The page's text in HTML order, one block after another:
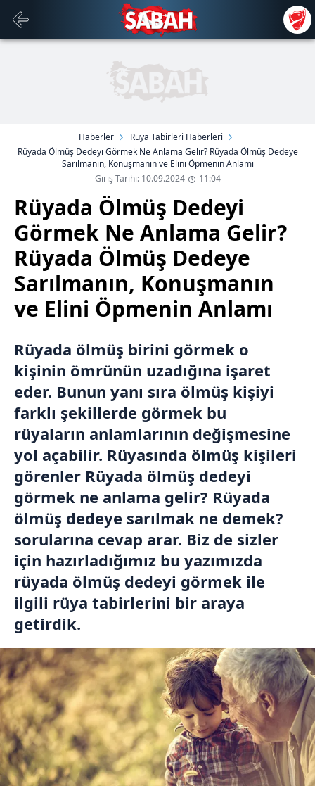
Haberler
Rüya Tabirleri Haberleri
Rüyada Ölmüş Dedeyi Görmek Ne Anlama Gelir? Rüyada Ölmüş Dedeye
Sarılmanın, Konuşmanın ve Elini Öpmenin Anlamı
Giriş Tarihi: 10.09.2024
11:04
Rüyada Ölmüş Dedeyi
Görmek Ne Anlama Gelir?
Rüyada Ölmüş Dedeye
Sarılmanın, Konuşmanın
ve Elini Öpmenin Anlamı
Rüyada ölmüş birini görmek o
kişinin ömrünün uzadığına işaret
eder. Bunun yanı sıra ölmüş kişiyi
farklı şekillerde görmek bu
rüyaların anlamlarının değişmesine
yol açabilir. Rüyasında ölmüş kişileri
görenler Rüyada ölmüş dedeyi
görmek ne anlama gelir? Rüyada
ölmüş dedeye sarılmak ne demek?
sorularına cevap arar. Biz de sizler
için hazırladığımız bu yazımızda
rüyada ölmüş dedeyi görmek ile
ilgili rüya tabirlerini bir araya
getirdik.